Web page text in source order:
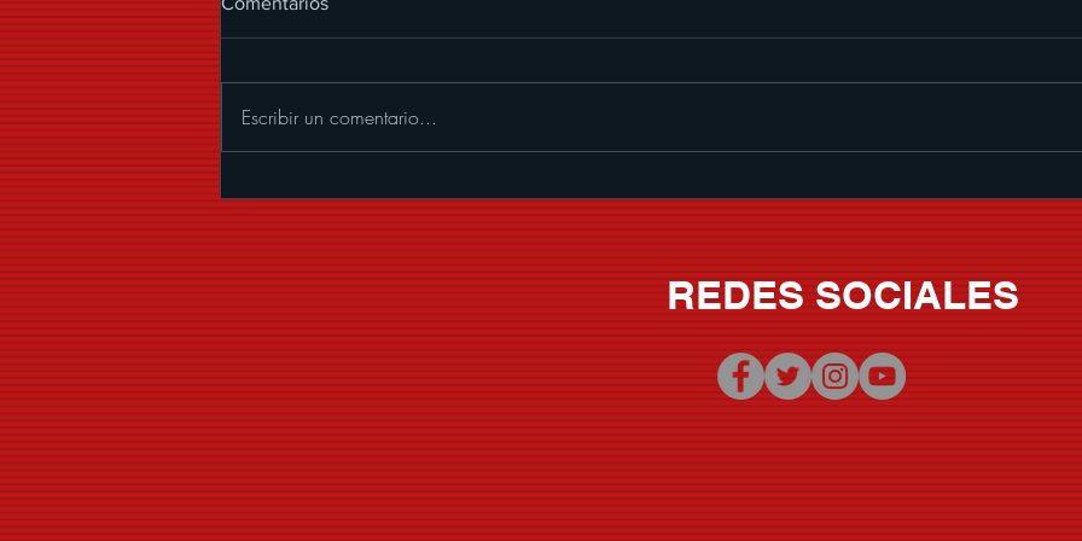
PRESENTA “MUCHOS
BESOS”, UNA CUMBIA CON
MARIACHI LLENA DE
COQUETERÍA Y BUENA
VIBRA.
sonora al verano con "Que
Nivel De Borrachera"
Escribir un comentario...
REDES SOCIALES